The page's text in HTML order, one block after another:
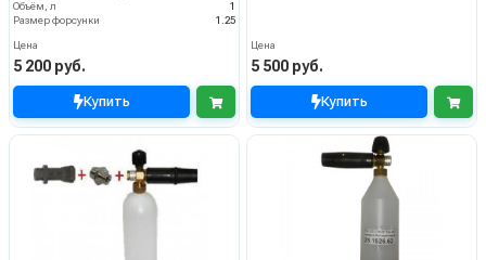
Объём, л
1
Размер форсунки
1.25
Цена
5 200 руб.
Купить
Цена
5 500 руб.
Купить